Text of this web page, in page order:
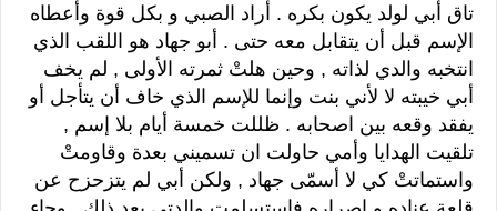
تاق أبي لولد يكون بكره . أراد الصبي و بكل قوة وأعطاه
الإسم قبل أن يتقابل معه حتى . أبو جهاد هو اللقب الذي
انتخبه والدي لذاته , وحين هلتْ ثمرته الأولى , لم يخف
أبي خيبته لا لأني بنت وإنما للإسم الذي خاف أن يتأجل أو
يفقد وقعه بين اصحابه . ظللت خمسة أيام بلا إسم ,
تلقيت الهدايا وأمي حاولت ان تسميني بعدة وقاومتْ
واستماتتْ كي لا أسمّى جهاد , ولكن أبي لم يتزحزح عن